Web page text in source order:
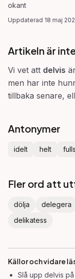
okant
Uppdaterad 18 maj
Artikeln är
Vi vet att delvis
men har inte
tillbaka senare,
Antonymer
idelt helt
Fler ord att
dölja delegera
delikatess
Källor och vidare
Slå upp delvis på